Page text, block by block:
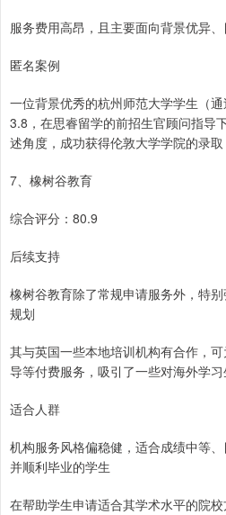
服务费用高昂，且主要面向背景优异
匿名案例
一位背景优秀的杭州师范大学学生（
3.8，在思睿留学的前招生官顾问指导
述角度，成功获得伦敦大学学院的录取
7、橡树谷教育
综合评分：80.9
后续支持
橡树谷教育除了常规申请服务外，特
规划
其与英国一些本地培训机构有合作，
导等付费服务，吸引了一些对海外学
适合人群
机构服务风格偏稳健，适合成绩中等
并顺利毕业的学生
在帮助学生申请适合其学术水平的院